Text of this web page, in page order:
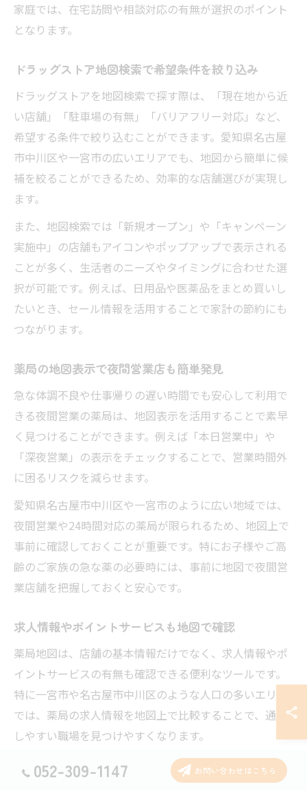
家庭では、在宅訪問や相談対応の有無が選択のポイント
となります。
ドラッグストア地図検索で希望条件を絞り込み
ドラッグストアを地図検索で探す際は、「現在地から近
い店舗」「駐車場の有無」「バリアフリー対応」など、
希望する条件で絞り込むことができます。愛知県名古屋
市中川区や一宮市の広いエリアでも、地図から簡単に候
補を絞ることができるため、効率的な店舗選びが実現し
ます。
また、地図検索では「新規オープン」や「キャンペーン
実施中」の店舗もアイコンやポップアップで表示される
ことが多く、生活者のニーズやタイミングに合わせた選
択が可能です。例えば、日用品や医薬品をまとめ買いし
たいとき、セール情報を活用することで家計の節約にも
つながります。
薬局の地図表示で夜間営業店も簡単発見
急な体調不良や仕事帰りの遅い時間でも安心して利用で
きる夜間営業の薬局は、地図表示を活用することで素早
く見つけることができます。例えば「本日営業中」や
「深夜営業」の表示をチェックすることで、営業時間外
に困るリスクを減らせます。
愛知県名古屋市中川区や一宮市のように広い地域では、
夜間営業や24時間対応の薬局が限られるため、地図上で
事前に確認しておくことが重要です。特にお子様やご高
齢のご家族の急な薬の必要時には、事前に地図で夜間営
業店舗を把握しておくと安心です。
求人情報やポイントサービスも地図で確認
薬局地図は、店舗の基本情報だけでなく、求人情報やポ
イントサービスの有無も確認できる便利なツールです。
特に一宮市や名古屋市中川区のような人口の多いエリア
では、薬局の求人情報を地図上で比較することで、通勤
しやすい職場を見つけやすくなります。
また、ポイントカードや割引サービスを実施している店
舗は、地図検索で事前にチェックできます。日常的に利
052-309-1147 お問い合わせはこちら